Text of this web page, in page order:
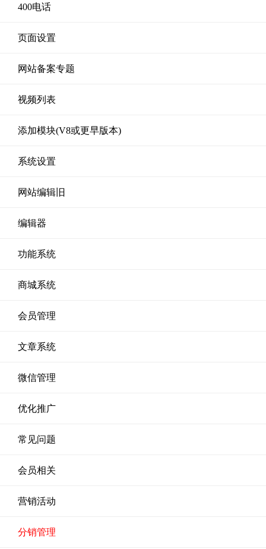
400电话
页面设置
网站备案专题
视频列表
添加模块(V8或更早版本)
系统设置
网站编辑旧
编辑器
功能系统
商城系统
会员管理
文章系统
微信管理
优化推广
常见问题
会员相关
营销活动
分销管理